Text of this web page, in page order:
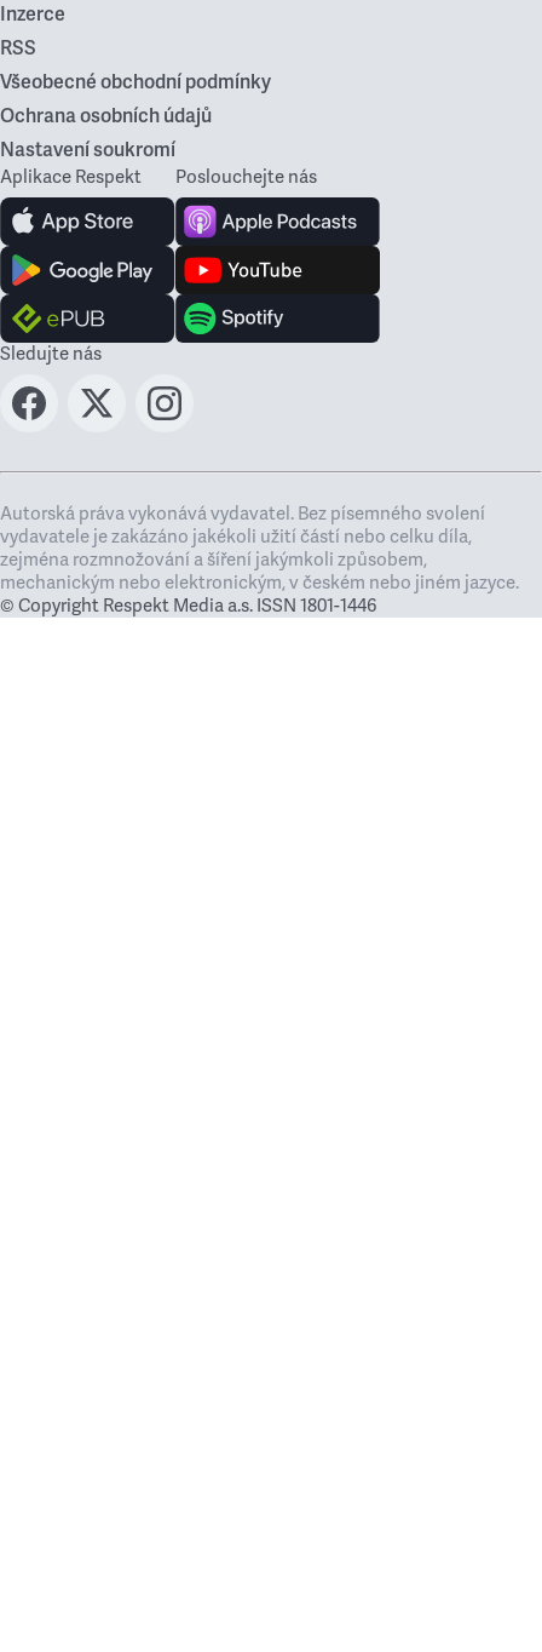
Inzerce
RSS
Všeobecné obchodní podmínky
Ochrana osobních údajů
Nastavení soukromí
Aplikace Respekt Poslouchejte nás
Sledujte nás
Autorská práva vykonává vydavatel. Bez písemného svolení
vydavatele je zakázáno jakékoli užití částí nebo celku díla,
zejména rozmnožování a šíření jakýmkoli způsobem,
mechanickým nebo elektronickým, v českém nebo jiném jazyce.
© Copyright Respekt Media a.s. ISSN 1801-1446